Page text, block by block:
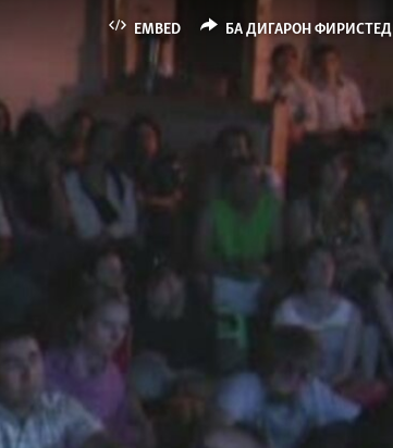
EMBED БА ДИГАРОН ФИРИСТЕД